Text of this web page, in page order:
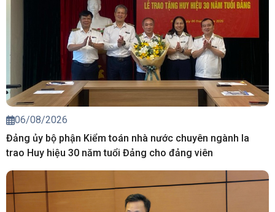
06/08/2026
Đảng ủy bộ phận Kiểm toán nhà nước chuyên ngành Ia
trao Huy hiệu 30 năm tuổi Đảng cho đảng viên